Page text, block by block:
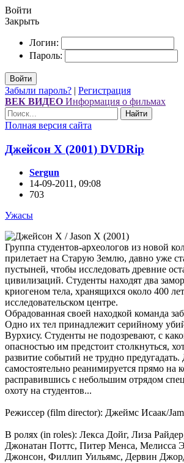
Войти
Закрыть
Логин:
Пароль:
Войти
Забыли пароль? | Регистрация
ВЕК ВИДЕО Информация о фильмах
Найти
Полная версия сайта
Джейсон Х (2001) DVDRір
Sergun
14-09-2011, 09:08
703
Ужасы
Группа студентов-археологов из новой
прилетает на Старую Землю, давно уже
пустыней, чтобы исследовать древние
цивилизаций. Студенты находят два
криогеном тела, хранящихся около 400
исследовательском центре.
Обрадованная своей находкой команда
Одно их тел принадлежит серийному
Вурхису. Студенты не подозревают, с
опасностью им предстоит столкнуться,
развитие событий не трудно
самостоятельно реанимируется прямо на
расправившись с небольшим отрядом
охоту на студентов...
Режиссер (film director): Джеймс Исаак/
В ролях (in roles): Лекса Дойг, Лиза
Джонатан Поттс, Питер Менса, Мелисса
Джонсон, Филлип Уильямс, Дервин